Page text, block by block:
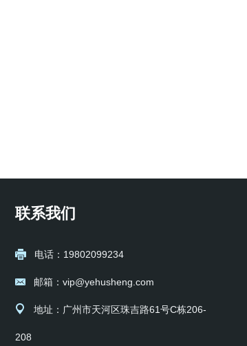
联系我们
电话：19802099234
邮箱：vip@yehusheng.com
地址：广州市天河区珠吉路61号C栋206-
208